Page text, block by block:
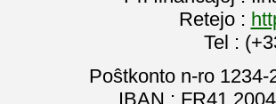
Retejo :
Tel :
Poŝtkonto n-ro
IBAN : FR41